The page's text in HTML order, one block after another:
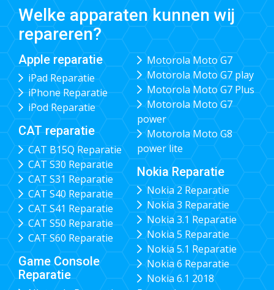
Welke apparaten kunnen wij
repareren?
Apple reparatie
iPad Reparatie
iPhone Reparatie
iPod Reparatie
CAT reparatie
CAT B15Q Reparatie
CAT S30 Reparatie
CAT S31 Reparatie
CAT S40 Reparatie
CAT S41 Reparatie
CAT S50 Reparatie
CAT S60 Reparatie
Game Console
Reparatie
Motorola Moto G7
Motorola Moto G7 play
Motorola Moto G7 Plus
Motorola Moto G7
power
Motorola Moto G8
power lite
Nokia Reparatie
Nokia 2 Reparatie
Nokia 3 Reparatie
Nokia 3.1 Reparatie
Nokia 5 Reparatie
Nokia 5.1 Reparatie
Nokia 6 Reparatie
Nokia 6.1 2018